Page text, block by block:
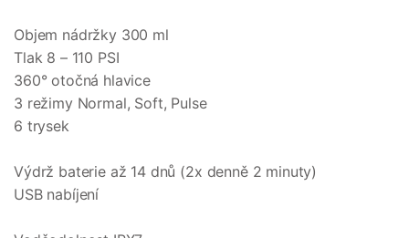
Objem nádržky 300 ml
Tlak 8 – 110 PSI
360° otočná hlavice
3 režimy Normal, Soft, Pulse
6 trysek
Výdrž baterie až 14 dnů (2x denně 2 minuty)
USB nabíjení